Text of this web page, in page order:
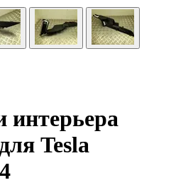
интерьера
Tesla